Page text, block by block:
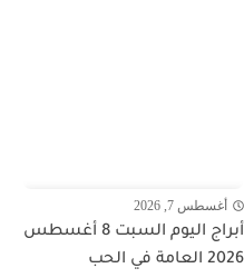
أغسطس 7, 2026
أبراج اليوم السبت 8 أغسطس
2026 العامة في الحب